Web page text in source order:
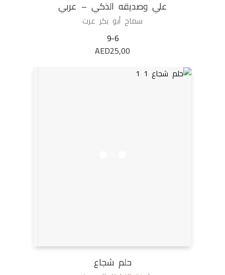
علي وصديقه الذكي – عربي
سماح أبو بكر عزت
9-6
AED25,00
حلم شجاع